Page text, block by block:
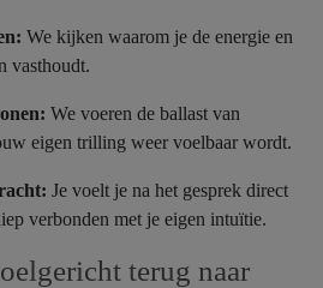
We kijken waarom je de energie en
vasthoudt.
We voeren de ballast van
eigen trilling weer voelbaar wordt.
Je voelt je na het gesprek direct
verbonden met je eigen intuïtie.
terug naar